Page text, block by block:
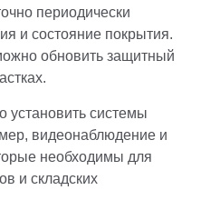
периодически
и состояние покрытия.
обновить защитный
установить системы
видеонаблюдение и
необходимы для
и складских